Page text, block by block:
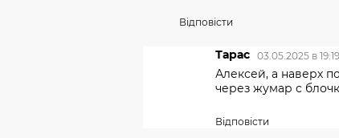
Відповісти
Тарас 03.05.2025 в 19:19
Алексей, а наверх
через жумар с
Відповісти